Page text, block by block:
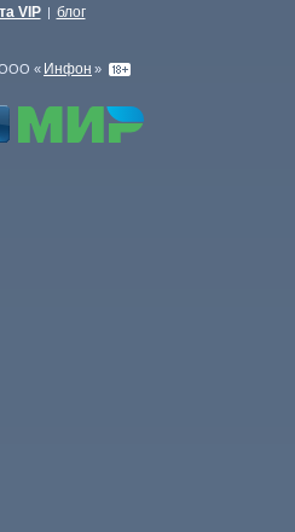
VIP | блог
ООО « Инфон »